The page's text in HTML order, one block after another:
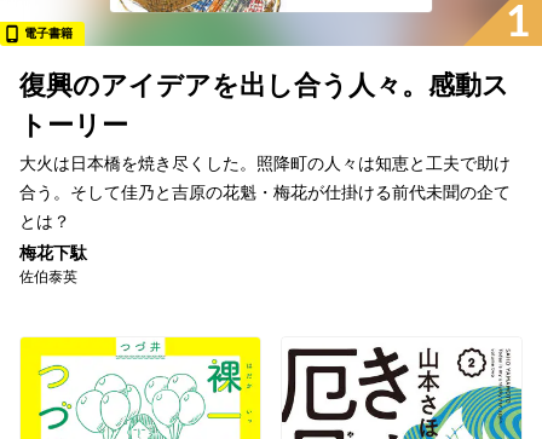
1
電子書籍
復興のアイデアを出し合う人々。感動ス
トーリー
大火は日本橋を焼き尽くした。照降町の人々は知恵と工夫で助け
合う。そして佳乃と吉原の花魁・梅花が仕掛ける前代未聞の企て
とは？
梅花下駄
佐伯泰英